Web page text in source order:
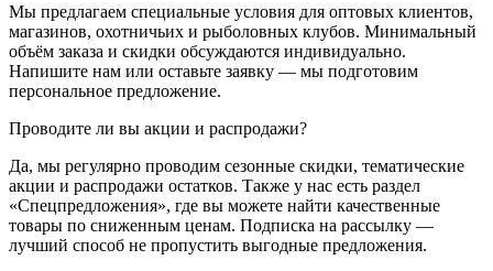
Мы предлагаем специальные условия для оптовых клиентов,
магазинов, охотничьих и рыболовных клубов. Минимальный
объём заказа и скидки обсуждаются индивидуально.
Напишите нам или оставьте заявку — мы подготовим
персональное предложение.
Проводите ли вы акции и распродажи?
Да, мы регулярно проводим сезонные скидки, тематические
акции и распродажи остатков. Также у нас есть раздел
«Спецпредложения», где вы можете найти качественные
товары по сниженным ценам. Подписка на рассылку —
лучший способ не пропустить выгодные предложения.